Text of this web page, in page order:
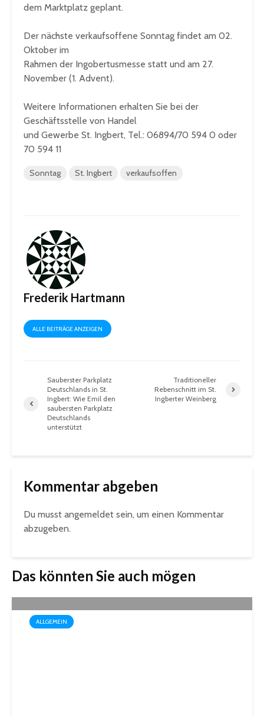
dem Marktplatz geplant.
Der nächste verkaufsoffene Sonntag findet am 02.
Oktober im
Rahmen der Ingobertusmesse statt und am 27.
November (1. Advent).
Weitere Informationen erhalten Sie bei der
Geschäftsstelle von Handel
und Gewerbe St. Ingbert, Tel.: 06894/70 594 0 oder
70 594 11
Sonntag St. Ingbert verkaufsoffen
Frederik Hartmann
ALLE BEITRÄGE ANZEIGEN
Sauberster Parkplatz
Deutschlands in St.
Ingbert: Wie Emil den
saubersten Parkplatz
Deutschlands
unterstützt
Traditioneller
Rebenschnitt im St.
Ingberter Weinberg
Kommentar abgeben
Du musst angemeldet sein, um einen Kommentar
abzugeben.
Das könnten Sie auch mögen
ALLGEMEIN